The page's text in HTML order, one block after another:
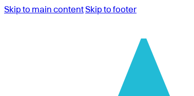
Skip to main contentSkip to footer